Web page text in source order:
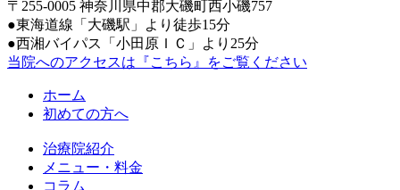
〒255-0005 神奈川県中郡大磯町西小磯757
●東海道線「大磯駅」より徒歩15分
●西湘バイパス「小田原ＩＣ」より25分
当院へのアクセスは 『こちら』 をご覧ください
ホーム
初めての方へ
治療院紹介
メニュー・料金
コラム